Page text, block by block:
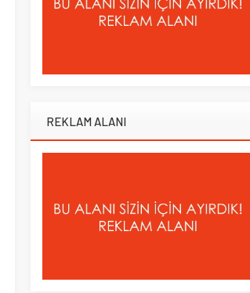
REKLAM ALANI